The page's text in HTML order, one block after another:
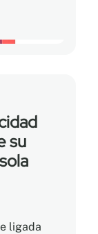
y
su
ligada